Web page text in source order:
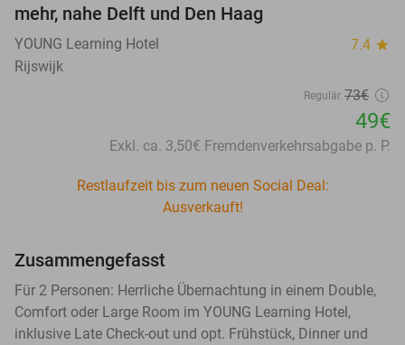
mehr, nahe Delft und Den Haag
YOUNG Learning Hotel 7.4 star
Rijswijk
Regulär 73€
49€
Exkl. ca. 3,50€ Fremdenverkehrsabgabe p. P.
Restlaufzeit bis zum neuen Social Deal:
Ausverkauft!
Zusammengefasst
Für 2 Personen: Herrliche Übernachtung in einem Double,
Comfort oder Large Room im YOUNG Learning Hotel,
inklusive Late Check-out und opt. Frühstück, Dinner und